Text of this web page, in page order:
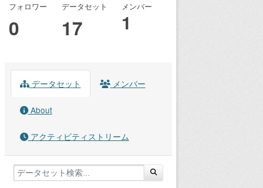
フォロワー
0
データセット
17
メンバー
1
データセット メンバー
About
アクティビティストリーム